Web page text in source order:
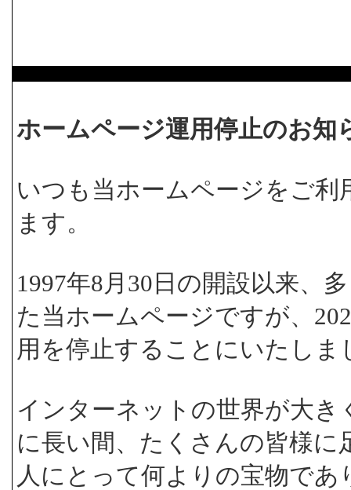
ホームページ運用停止のお知
いつも当ホームページをご
ます。
1997年8月30日の開設以来、
た当ホームページですが、
用を停止することにいたしま
インターネットの世界が大
に長い間、たくさんの皆様
人にとって何よりの宝物で